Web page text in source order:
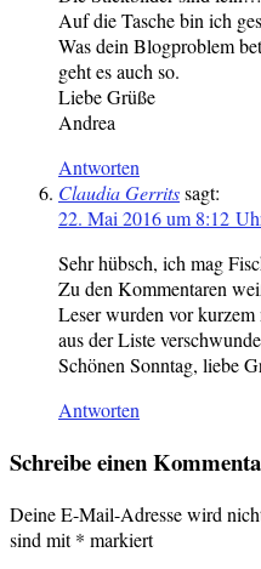
Auf die Tasche bin ich
Was dein Blogproblem
geht es auch so.
Liebe Grüße
Andrea
Antworten
Claudia Gerritssagt:
22. Mai 2016 um 8:12
Sehr hübsch, ich mag
Zu den Kommentaren
Leser wurden vor
aus der Liste
Schönen Sonntag, liebe
Antworten
Schreibe einen
Deine E-Mail-Adresse wird
sind mit* markiert